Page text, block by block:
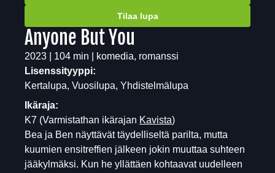
Tilaa lupa
Anyone But You
2023 | 104 min | komedia, romanssi
Lisenssityyppi:
Kertalupa, Vuosilupa, Yhdistelmälupa
Ikäraja:
K7 (Varmistathan ikärajan Kavista)
Bea ja Ben näyttävät täydelliseltä parilta, mutta
kuumien ensitreffien jälkeen jokin muuttaa suhteen
jääkylmäksi. Kun he yllättäen kohtaavat uudelleen